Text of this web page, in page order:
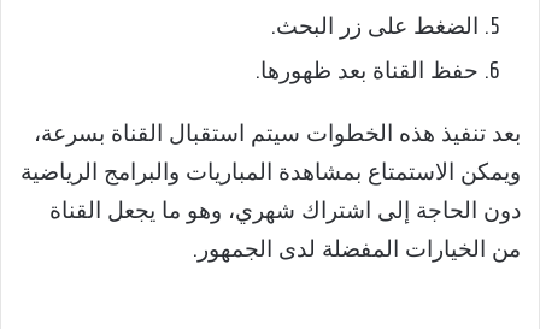
الضغط على زر البحث.
حفظ القناة بعد ظهورها.
بعد تنفيذ هذه الخطوات سيتم استقبال القناة بسرعة،
ويمكن الاستمتاع بمشاهدة المباريات والبرامج الرياضية
دون الحاجة إلى اشتراك شهري، وهو ما يجعل القناة
من الخيارات المفضلة لدى الجمهور.